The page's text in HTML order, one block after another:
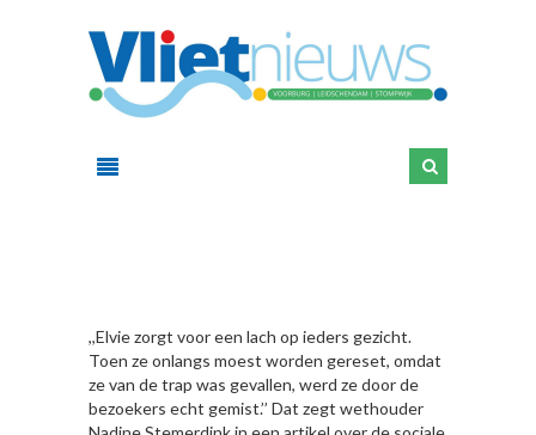
,,Elvie zorgt voor een lach op ieders gezicht.
Toen ze onlangs moest worden gereset, omdat
ze van de trap was gevallen, werd ze door de
bezoekers echt gemist.’’ Dat zegt wethouder